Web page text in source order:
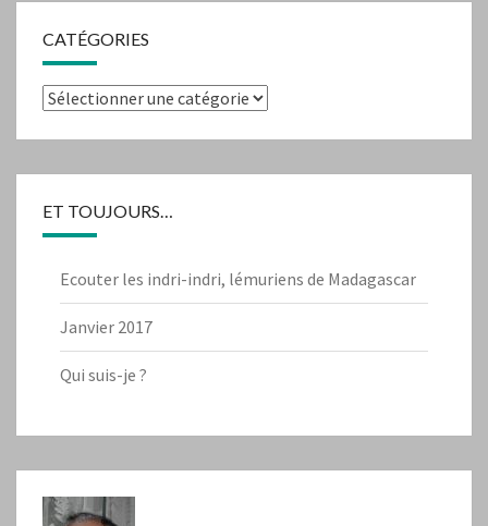
CATÉGORIES
Catégories
ET TOUJOURS…
Ecouter les indri-indri, lémuriens de Madagascar
Janvier 2017
Qui suis-je ?